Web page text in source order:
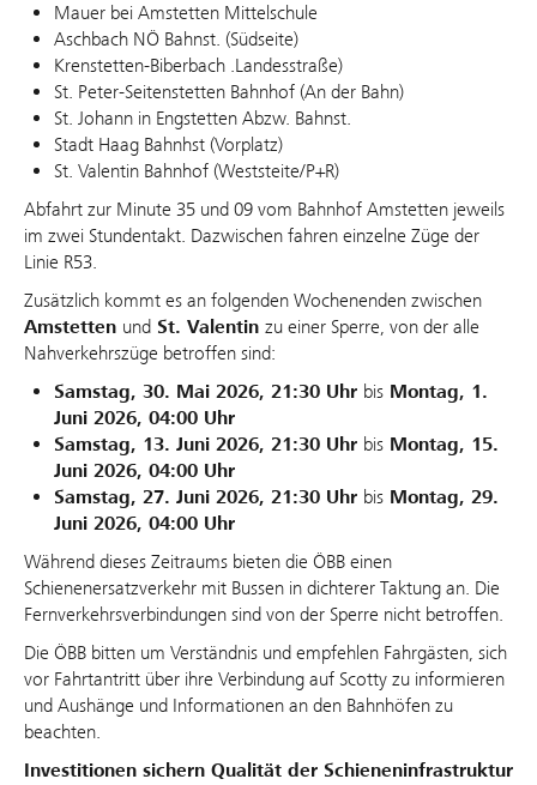
Mauer bei Amstetten Mittelschule
Aschbach NÖ Bahnst. (Südseite)
Krenstetten-Biberbach .Landesstraße)
St. Peter-Seitenstetten Bahnhof (An der Bahn)
St. Johann in Engstetten Abzw. Bahnst.
Stadt Haag Bahnhst (Vorplatz)
St. Valentin Bahnhof (Weststeite/P+R)
Abfahrt zur Minute 35 und 09 vom Bahnhof Amstetten jeweils
im zwei Stundentakt. Dazwischen fahren einzelne Züge der
Linie R53.
Zusätzlich kommt es an folgenden Wochenenden zwischen
Amstetten und St. Valentin zu einer Sperre, von der alle
Nahverkehrszüge betroffen sind:
Samstag, 30. Mai 2026, 21:30 Uhr bis Montag, 1.
Juni 2026, 04:00 Uhr
Samstag, 13. Juni 2026, 21:30 Uhr bis Montag, 15.
Juni 2026, 04:00 Uhr
Samstag, 27. Juni 2026, 21:30 Uhr bis Montag, 29.
Juni 2026, 04:00 Uhr
Während dieses Zeitraums bieten die ÖBB einen
Schienenersatzverkehr mit Bussen in dichterer Taktung an. Die
Fernverkehrsverbindungen sind von der Sperre nicht betroffen.
Die ÖBB bitten um Verständnis und empfehlen Fahrgästen, sich
vor Fahrtantritt über ihre Verbindung auf Scotty zu informieren
und Aushänge und Informationen an den Bahnhöfen zu
beachten.
Investitionen sichern Qualität der Schieneninfrastruktur